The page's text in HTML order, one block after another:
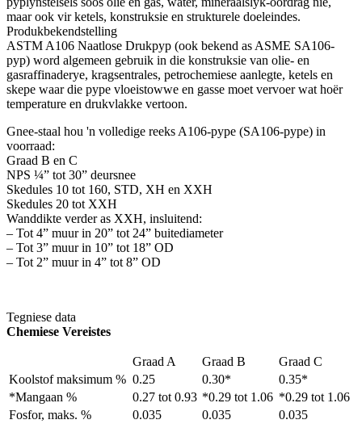
maar ook vir ketels, konstruksie en strukturele doeleindes.
Produkbekendstelling
ASTM A106 Naatlose Drukpyp (ook bekend as ASME SA106-
pyp) word algemeen gebruik in die konstruksie van olie- en
gasraffinaderye, kragsentrales, petrochemiese aanlegte, ketels en
skepe waar die pype vloeistowwe en gasse moet vervoer wat hoër
temperature en drukvlakke vertoon.
Gnee-staal hou 'n volledige reeks A106-pype (SA106-pype) in
voorraad:
Graad B en C
NPS ¼” tot 30” deursnee
Skedules 10 tot 160, STD, XH en XXH
Skedules 20 tot XXH
Wanddikte verder as XXH, insluitend:
– Tot 4” muur in 20” tot 24” buitediameter
– Tot 3” muur in 10” tot 18” OD
– Tot 2” muur in 4” tot 8” OD
Tegniese data
Chemiese Vereistes
Graad A Graad B
Graad C
Koolstof maksimum % 0.25 0.30*
0.35*
*Mangaan %
0.27 tot 0.93 *0.29 tot 1.06 *0.29 tot 1.06
Fosfor, maks. %
0.035 0.035
0.035